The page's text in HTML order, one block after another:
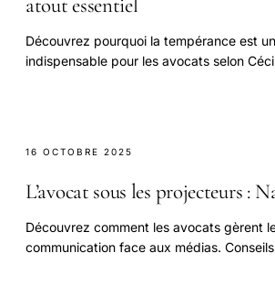
atout essentiel
Découvrez pourquoi la tempérance est
indispensable pour les avocats selon
16 OCTOBRE 2025
L’avocat sous les projecteurs :
Découvrez comment les avocats gèrent
communication face aux médias.